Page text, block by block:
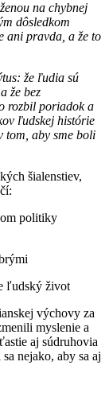
na chybnej
dôsledkom
ani pravda, a že to
že ľudia sú
že bez
rozbil poriadok a
ľudskej histórie
tom, aby sme boli
šialenstiev,
politiky
ľudský život
výchovy za
myslenie a
aj súdruhovia
nejako, aby sa aj